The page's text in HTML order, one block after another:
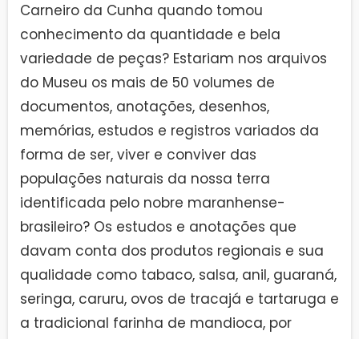
Carneiro da Cunha quando tomou
conhecimento da quantidade e bela
variedade de peças? Estariam nos arquivos
do Museu os mais de 50 volumes de
documentos, anotações, desenhos,
memórias, estudos e registros variados da
forma de ser, viver e conviver das
populações naturais da nossa terra
identificada pelo nobre maranhense-
brasileiro? Os estudos e anotações que
davam conta dos produtos regionais e sua
qualidade como tabaco, salsa, anil, guaraná,
seringa, caruru, ovos de tracajá e tartaruga e
a tradicional farinha de mandioca, por